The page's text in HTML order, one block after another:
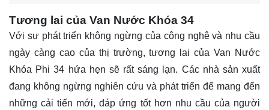
Tương lai của Van Nước Khóa 34
Với sự phát triển không ngừng của công nghệ và nhu cầu
ngày càng cao của thị trường, tương lai của Van Nước
Khóa Phi 34 hứa hẹn sẽ rất sáng lạn. Các nhà sản xuất
đang không ngừng nghiên cứu và phát triển để mang đến
những cải tiến mới, đáp ứng tốt hơn nhu cầu của người